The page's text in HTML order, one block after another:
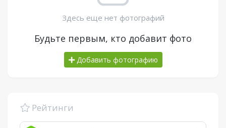
Здесь еще нет фотографий
Будьте первым, кто добавит фото
Добавить фотографию
Рейтинги